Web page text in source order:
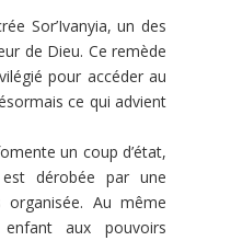
Sor’Ivanyia, un des
de Dieu. Ce remède
pour accéder au
ce qui advient
un coup d’état,
dérobée par une
organisée. Au même
enfant aux pouvoirs